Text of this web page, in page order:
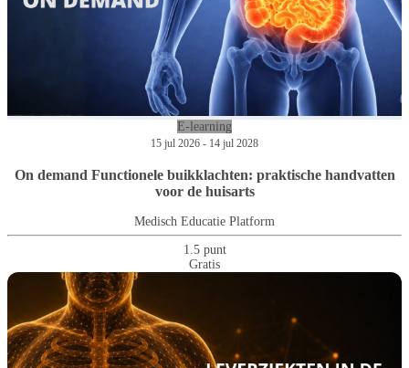
E-learning
15 jul 2026 - 14 jul 2028
On demand Functionele buikklachten: praktische handvatten
voor de huisarts
Medisch Educatie Platform
1.5 punt
Gratis